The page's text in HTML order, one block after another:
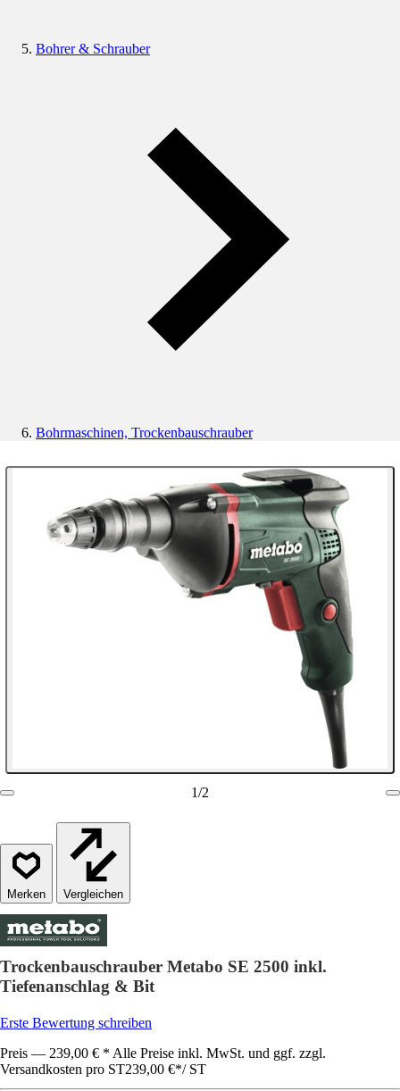
Bohrer & Schrauber
Bohrmaschinen, Trockenbauschrauber
1/2
Vergleichen
Trockenbauschrauber Metabo SE 2500 inkl.
Tiefenanschlag & Bit
Erste Bewertung schreiben
Preis — 239,00 € * Alle Preise inkl. MwSt. und ggf. zzgl.
Versandkosten pro ST239,00 €*/ ST